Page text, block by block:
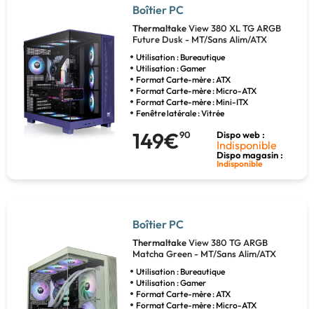
Boîtier PC
ThermaltakeView 380 XL TG ARGB
Future Dusk - MT/Sans Alim/ATX
Utilisation : Bureautique
Utilisation : Gamer
Format Carte-mère : ATX
Format Carte-mère : Micro-ATX
Format Carte-mère : Mini-ITX
Fenêtre latérale : Vitrée
149€90 Dispo web :
Indisponible
Dispo magasin :
Indisponible
Boîtier PC
ThermaltakeView 380 TG ARGB
Matcha Green - MT/Sans Alim/ATX
Utilisation : Bureautique
Utilisation : Gamer
Format Carte-mère : ATX
Format Carte-mère : Micro-ATX